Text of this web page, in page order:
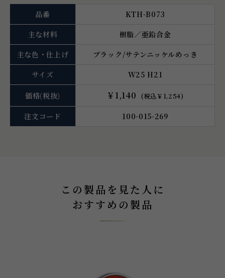
品番
KTH-B073
主な材料
樹脂／亜鉛合金
主な色・仕上げ
ブラック/サテンニッケルめっき
サイズ
W25 H21
価格(税抜) ￥1,140 (税込￥1,254)
注文コード 100-015-269
この製品を見た人に
おすすめの製品